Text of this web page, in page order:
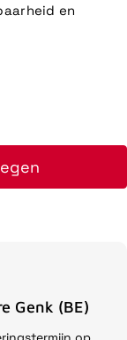
en
Genk (BE)